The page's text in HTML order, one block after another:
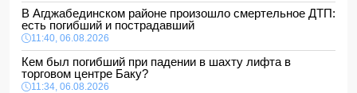
В Агджабединском районе произошло смертельное ДТП:
есть погибший и пострадавший
11:40, 06.08.2026
Кем был погибший при падении в шахту лифта в
торговом центре Баку?
11:34, 06.08.2026